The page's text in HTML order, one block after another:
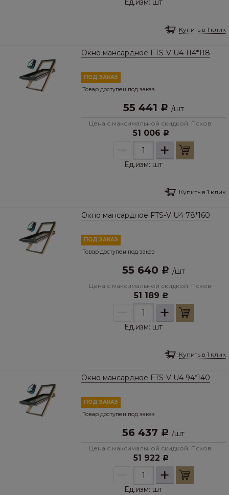
Ед.изм: шт
Купить в 1 клик
Окно мансардное FTS-V U4 114*118
ПОД ЗАКАЗ
Товар доступен под заказ
55 441 Р /шт
Цена с максимальной скидкой, Псков:
51 006 Р
+
Ед.изм: шт
Купить в 1 клик
Окно мансардное FTS-V U4 78*160
ПОД ЗАКАЗ
Товар доступен под заказ
55 640 Р /шт
Цена с максимальной скидкой, Псков:
51 189 Р
+
Ед.изм: шт
Купить в 1 клик
Окно мансардное FTS-V U4 94*140
ПОД ЗАКАЗ
Товар доступен под заказ
56 437 Р /шт
Цена с максимальной скидкой, Псков:
51 922 Р
+
Ед.изм: шт